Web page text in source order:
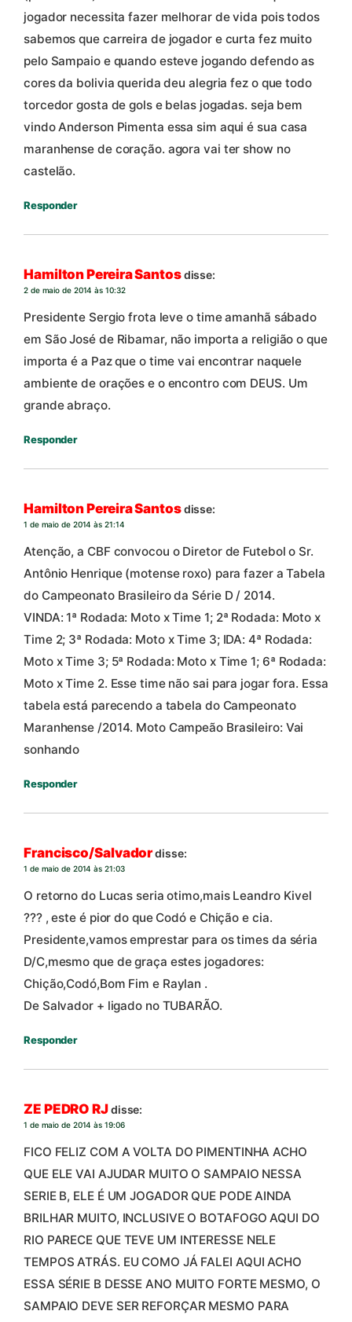
jogador necessita fazer melhorar de vida pois todos
sabemos que carreira de jogador e curta fez muito
pelo Sampaio e quando esteve jogando defendo as
cores da bolivia querida deu alegria fez o que todo
torcedor gosta de gols e belas jogadas. seja bem
vindo Anderson Pimenta essa sim aqui é sua casa
maranhense de coração. agora vai ter show no
castelão.
Responder
Hamilton Pereira Santosdisse:
2 de maio de 2014 às 10:32
Presidente Sergio frota leve o time amanhã sábado
em São José de Ribamar, não importa a religião o que
importa é a Paz que o time vai encontrar naquele
ambiente de orações e o encontro com DEUS. Um
grande abraço.
Responder
Hamilton Pereira Santosdisse:
1 de maio de 2014 às 21:14
Atenção, a CBF convocou o Diretor de Futebol o Sr.
Antônio Henrique (motense roxo) para fazer a Tabela
do Campeonato Brasileiro da Série D / 2014.
VINDA: 1ª Rodada: Moto x Time 1; 2ª Rodada: Moto x
Time 2; 3ª Rodada: Moto x Time 3; IDA: 4ª Rodada:
Moto x Time 3; 5ª Rodada: Moto x Time 1; 6ª Rodada:
Moto x Time 2. Esse time não sai para jogar fora. Essa
tabela está parecendo a tabela do Campeonato
Maranhense /2014. Moto Campeão Brasileiro: Vai
sonhando
Responder
Francisco/Salvadordisse:
1 de maio de 2014 às 21:03
O retorno do Lucas seria otimo,mais Leandro Kivel
??? , este é pior do que Codó e Chição e cia.
Presidente,vamos emprestar para os times da séria
D/C,mesmo que de graça estes jogadores:
Chição,Codó,Bom Fim e Raylan .
De Salvador + ligado no TUBARÃO.
Responder
ZE PEDRO RJdisse:
1 de maio de 2014 às 19:06
FICO FELIZ COM A VOLTA DO PIMENTINHA ACHO
QUE ELE VAI AJUDAR MUITO O SAMPAIO NESSA
SERIE B, ELE É UM JOGADOR QUE PODE AINDA
BRILHAR MUITO, INCLUSIVE O BOTAFOGO AQUI DO
RIO PARECE QUE TEVE UM INTERESSE NELE
TEMPOS ATRÁS. EU COMO JÁ FALEI AQUI ACHO
ESSA SÉRIE B DESSE ANO MUITO FORTE MESMO, O
SAMPAIO DEVE SER REFORÇAR MESMO PARA